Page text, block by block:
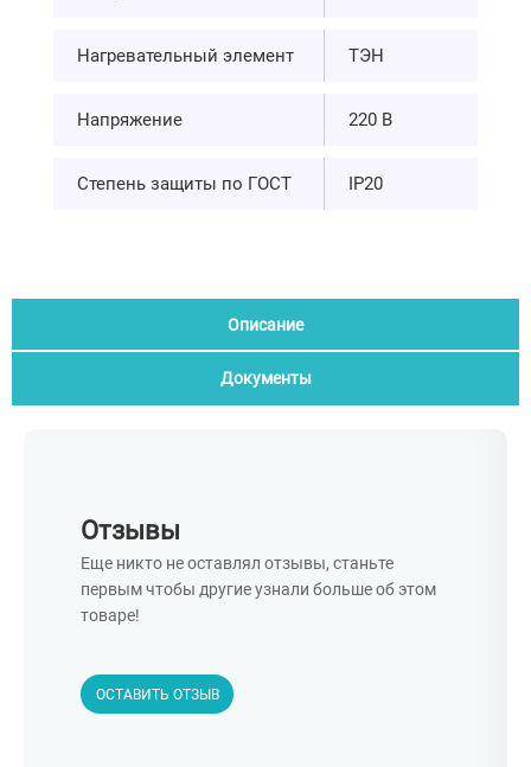
Нагревательный элемент ТЭН
Напряжение 220 В
Степень защиты по ГОСТ IP20
Описание
Документы
Отзывы
Еще никто не оставлял отзывы, станьте
первым чтобы другие узнали больше об этом
товаре!
ОСТАВИТЬ ОТЗЫВ